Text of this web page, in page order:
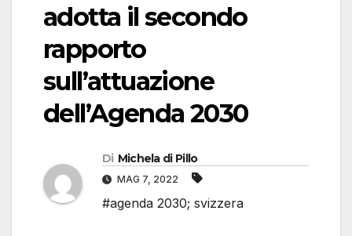
adotta il secondo
rapporto
sull’attuazione
dell’Agenda 2030
Di Michela di Pillo
MAG 7, 2022
#agenda 2030; svizzera